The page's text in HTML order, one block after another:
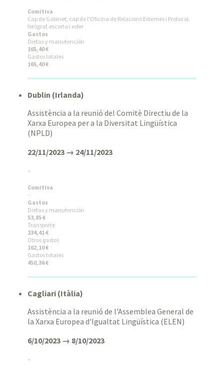
Comitiva
Cap de Gabinet, cap de l'Oficina de Relacions Externes i Protocol,
fotògraf, escorta i xofer
Gastos
Dietas y manutención
165,40 €
Gastos totales
165,40 €
Dublin (Irlanda)
Assistència a la reunió del Comitè Directiu de la
Xarxa Europea per a la Diversitat Lingüística
(NPLD)
22/11/2023 → 24/11/2023
-
Comitiva
-
Gastos
Dietas y manutención
53,85 €
Transporte
234,41 €
Otros gastos
162,10 €
Gastos totales
450,36 €
Cagliari (Itàlia)
Assistència a la reunió de l'Assemblea General de
la Xarxa Europea d'Igualtat Lingüística (ELEN)
6/10/2023 → 8/10/2023
-